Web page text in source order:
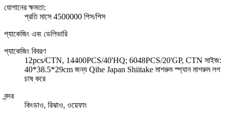
যোগানের ক্ষমতা:
প্রতি মাসে 4500000 পিস/পিস
প্যাকেজিং এবং ডেলিভারি
প্যাকেজিং বিবরণ
12pcs/CTN, 14400PCS/40'HQ; 6048PCS/20'GP, CTN সাইজ:
40*38.5*29cm জন্য Qihe Japan Shiitake মাশরুম স্প্যান মাশরুম লগ
চাষ করে
বন্দর
কিংডাও, রিঝাও, ওয়েফাং